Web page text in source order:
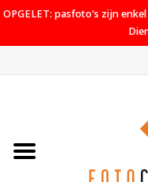
OPGELET: pasfoto's zijn
Home